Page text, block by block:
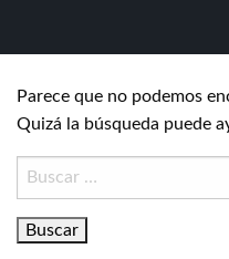
Parece que no podemos
Quizá la búsqueda puede
Buscar: